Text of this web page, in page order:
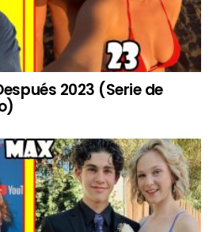
2023 (Serie de